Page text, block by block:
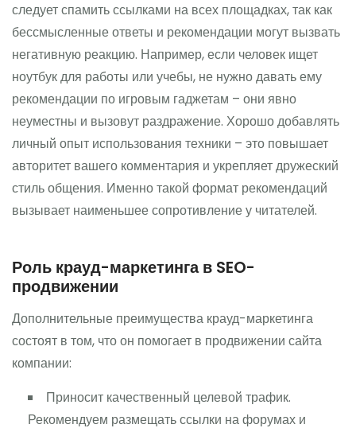
следует спамить ссылками на всех площадках, так как
бессмысленные ответы и рекомендации могут вызвать
негативную реакцию. Например, если человек ищет
ноутбук для работы или учебы, не нужно давать ему
рекомендации по игровым гаджетам – они явно
неуместны и вызовут раздражение. Хорошо добавлять
личный опыт использования техники – это повышает
авторитет вашего комментария и укрепляет дружеский
стиль общения. Именно такой формат рекомендаций
вызывает наименьшее сопротивление у читателей.
Роль крауд-маркетинга в SEO-
продвижении
Дополнительные преимущества крауд-маркетинга
состоят в том, что он помогает в продвижении сайта
компании:
Приносит качественный целевой трафик.
Рекомендуем размещать ссылки на форумах и